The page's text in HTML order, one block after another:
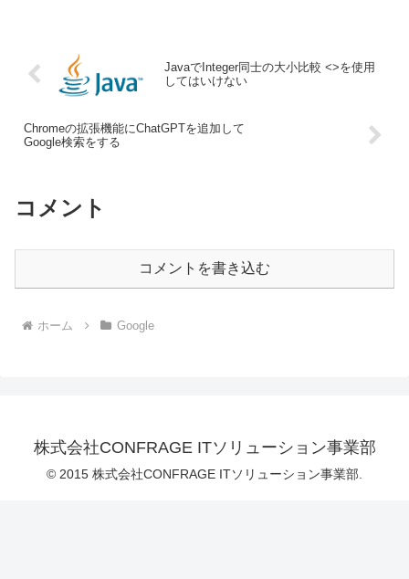
JavaでInteger同士の大小比較 <>を使用
してはいけない
Chromeの拡張機能にChatGPTを追加して
Google検索をする
コメント
コメントを書き込む
ホーム Google
株式会社CONFRAGE ITソリューション事業部
© 2015 株式会社CONFRAGE ITソリューション事業部.